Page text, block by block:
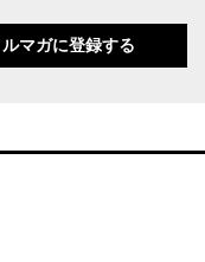
ルマガに登録する